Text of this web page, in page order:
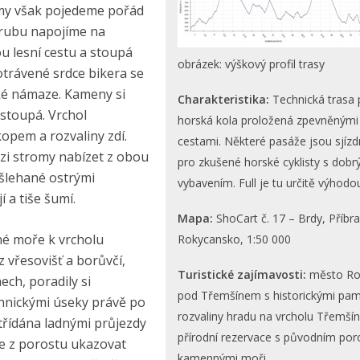
obrázek: výškový profil trasy
Charakteristika: Technická trasa
horská kola proložená zpevněnými
cestami. Některé pasáže jsou
pro zkušené horské cyklisty s
vybavením. Full je tu určitě
Mapa: ShoCart č. 17 – Brdy,
Rokycansko, 1:50 000
Turistické zajímavosti: město
pod Třemšínem s historickými
rozvaliny hradu na vrcholu
přírodní rezervace s původním
však pojedeme pořád
napojíme na
lesní cestu a stoupá
srdce bikera se
námaze. Kameny si
Vrchol
a rozvaliny zdí.
stromy nabízet z obou
ostrými
a tiše šumí.
moře k vrcholu
vřesovišť a borůvčí,
poradily si
úseky právě po
ladnými průjezdy
z porostu ukazovat